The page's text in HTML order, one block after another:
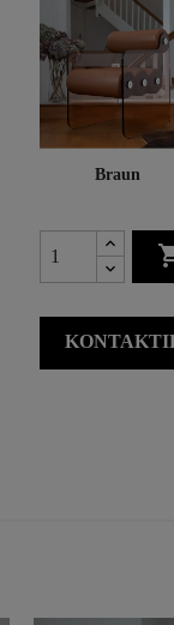
Braun